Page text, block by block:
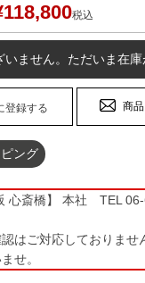
118,800税込
いません。ただいま在庫
登録する 商
ング
心斎橋】 本社 TEL
はご対応しておりませ
せ。